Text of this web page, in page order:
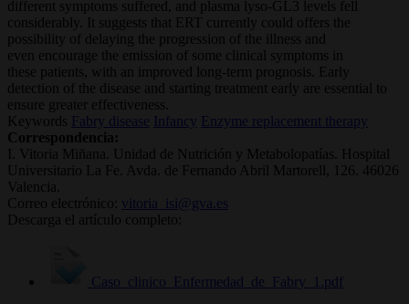
different symptoms suffered, and plasma lyso-GL3 levels fell
considerably. It suggests that ERT currently could offers the
possibility of delaying the progression of the illness and
even encourage the emission of some clinical symptoms in
these patients, with an improved long-term prognosis. Early
detection of the disease and starting treatment early are essential to
ensure greater effectiveness.
Keywords Fabry disease Infancy Enzyme replacement therapy
Correspondencia:
I. Vitoria Miñana. Unidad de Nutrición y Metabolopatías. Hospital
Universitario La Fe. Avda. de Fernando Abril Martorell, 126. 46026
Valencia.
Correo electrónico: vitoria_isi@gva.es
Descarga el artículo completo:
Caso_clinico_Enfermedad_de_Fabry_1.pdf